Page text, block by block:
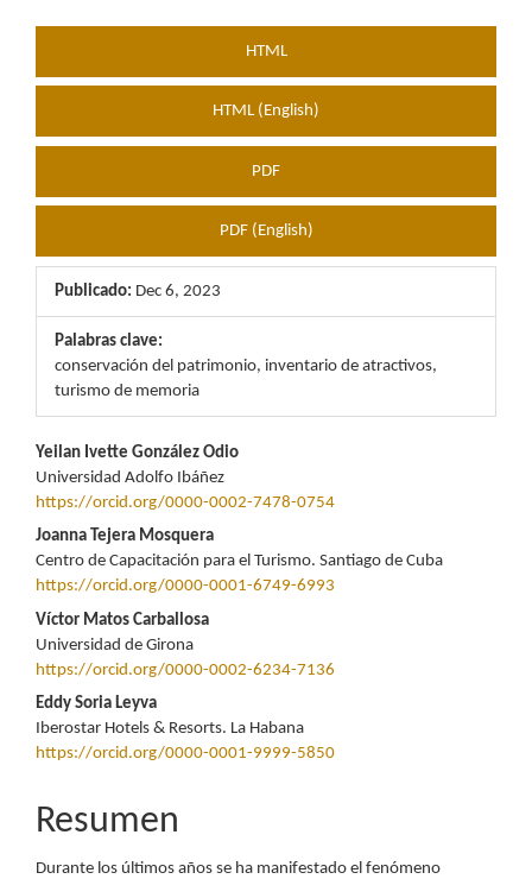
HTML
HTML (English)
PDF
PDF (English)
Publicado: Dec 6, 2023
Palabras clave:
conservación del patrimonio, inventario de atractivos,
turismo de memoria
Contenido
principal
del
artículo
Yeilan Ivette González Odio
Universidad Adolfo Ibáñez
https://orcid.org/0000-0002-7478-0754
Joanna Tejera Mosquera
Centro de Capacitación para el Turismo. Santiago de Cuba
https://orcid.org/0000-0001-6749-6993
Víctor Matos Carballosa
Universidad de Girona
https://orcid.org/0000-0002-6234-7136
Eddy Soria Leyva
Iberostar Hotels & Resorts. La Habana
https://orcid.org/0000-0001-9999-5850
Resumen
Durante los últimos años se ha manifestado el fenómeno